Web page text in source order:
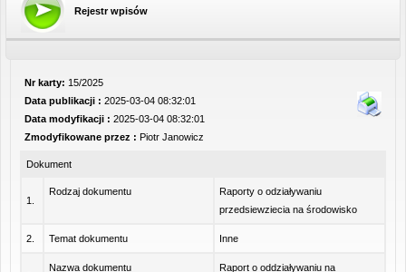
Rejestr wpisów
Nr karty: 15/2025
Data publikacji : 2025-03-04 08:32:01
Data modyfikacji : 2025-03-04 08:32:01
Zmodyfikowane przez : Piotr Janowicz
Dokument
1.
Rodzaj dokumentu
Raporty o odziaływaniu
przedsiewziecia na środowisko
2. Temat dokumentu Inne
Nazwa dokumentu
Raport o oddziaływaniu na